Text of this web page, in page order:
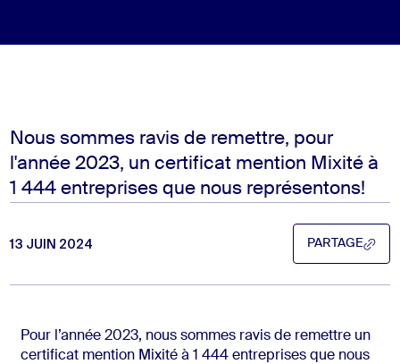
Nous sommes ravis de remettre, pour
l'année 2023, un certificat mention Mixité à
1 444 entreprises que nous représentons!
13 JUIN 2024 PARTAGE
PARTAGE
Pour l’année 2023, nous sommes ravis de remettre un
certificat mention Mixité à 1 444 entreprises que nous